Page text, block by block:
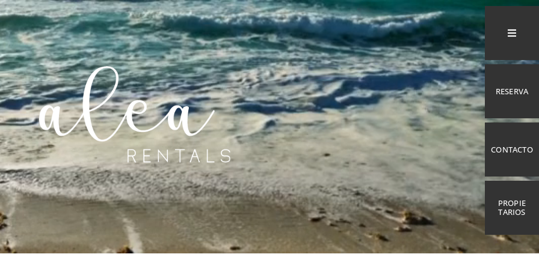
RESERVA
CONTACTO
PROPIE
TARIOS